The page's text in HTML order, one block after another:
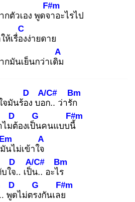
กตัวเอง พูดจา
F#m
อะไรไป
ห้เรื่อง
C
ง่ายดาย
กมันเย็นกว่าเดิม
A
จมันร้อง
D
บอก
A/C#
.. ว่ารัก
Bm
ไมต้
D
องเป็น
G
คนแบบนี้
F#m
มัน
Em
ไม่เข้าใจ
A
ใจ.
D
. เป็น
A/C#
.. อะไร
Bm
.. พูด
D
ไม่ตรง
G
กันเลย
F#m